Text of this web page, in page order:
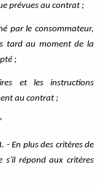
prévues au contrat ;
par le consommateur,
tard au moment de la
;
et les instructions
au contrat ;
. - En plus des critères de
s'il répond aux critères